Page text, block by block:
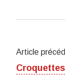
Article